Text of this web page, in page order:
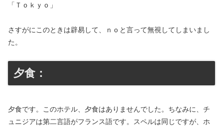
「Ｔｏｋｙｏ」
さすがにこのときは辟易して、ｎｏと言って無視してしまいまし
た。
夕食：
夕食です。このホテル、夕食はありませんでした。ちなみに、チ
ュニジアは第二言語がフランス語です。スペルは同じですが、ホ